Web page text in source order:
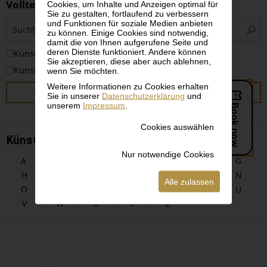
Cookies, um Inhalte und Anzeigen optimal für
Sie zu gestalten, fortlaufend zu verbessern
und Funktionen für soziale Medien anbieten
zu können. Einige Cookies sind notwendig,
damit die von Ihnen aufgerufene Seite und
deren Dienste funktioniert. Andere können
Sie akzeptieren, diese aber auch ablehnen,
wenn Sie möchten.
Weitere Informationen zu Cookies erhalten
Sie in unserer Datenschutzerklärung und
unserem Impressum
Cookies auswählen
Nur notwendige Cookies
Alle zulassen
Volltextsuche
KünstlerInnen
Kunstwerke
SUCHEN
KünstlerInnen alphabetisch
A D E F
G
H
L M
N
O
S T
U
V
W X Y Z